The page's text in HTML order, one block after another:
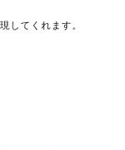
してくれます。